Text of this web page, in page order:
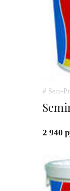
# Sem-
2 940